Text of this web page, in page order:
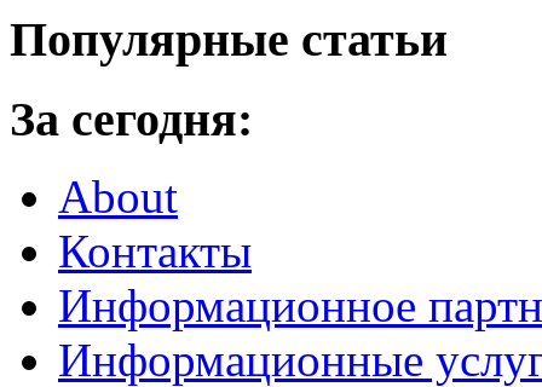
Популярные статьи
За сегодня:
About
Контакты
Информационное
Информационные